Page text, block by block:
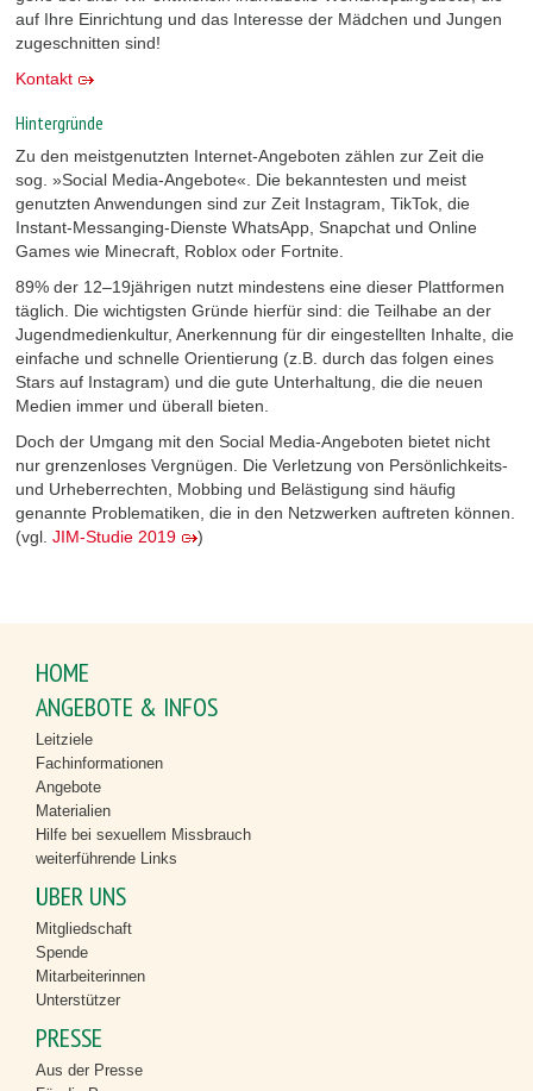
auf Ihre Einrichtung und das Interesse der Mädchen und Jungen
zugeschnitten sind!
Kontakt
Hintergründe
Zu den meistgenutzten Internet-Angeboten zählen zur Zeit die
sog. »Social Media-Angebote«. Die bekanntesten und meist
genutzten Anwendungen sind zur Zeit Instagram, TikTok, die
Instant-Messanging-Dienste WhatsApp, Snapchat und Online
Games wie Minecraft, Roblox oder Fortnite.
89% der 12–19jährigen nutzt mindestens eine dieser Plattformen
täglich. Die wichtigsten Gründe hierfür sind: die Teilhabe an der
Jugendmedienkultur, Anerkennung für dir eingestellten Inhalte, die
einfache und schnelle Orientierung (z.B. durch das folgen eines
Stars auf Instagram) und die gute Unterhaltung, die die neuen
Medien immer und überall bieten.
Doch der Umgang mit den Social Media-Angeboten bietet nicht
nur grenzenloses Vergnügen. Die Verletzung von Persönlichkeits-
und Urheberrechten, Mobbing und Belästigung sind häufig
genannte Problematiken, die in den Netzwerken auftreten können.
(vgl. JIM-Studie 2019 )
HOME
ANGEBOTE & INFOS
Leitziele
Fachinformationen
Angebote
Materialien
Hilfe bei sexuellem Missbrauch
weiterführende Links
ÜBER UNS
Mitgliedschaft
Spende
Mitarbeiterinnen
Unterstützer
PRESSE
Aus der Presse